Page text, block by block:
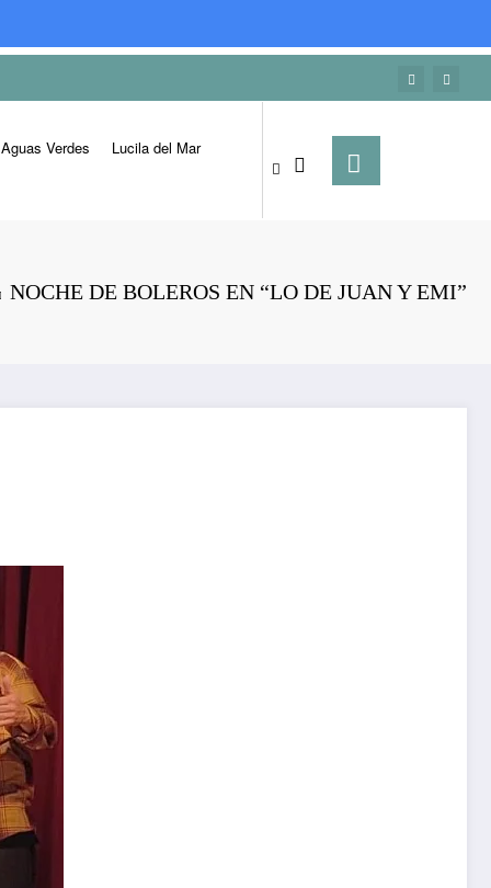
Aguas Verdes
Lucila del Mar
NOCHE DE BOLEROS EN “LO DE JUAN Y EMI”